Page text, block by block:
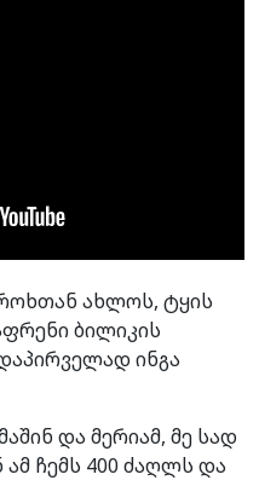
ახლოს, ტყის
ბილიკის
ინგა
და მერიამ, მე სად
ამ ჩემს 400 ძაღლს და